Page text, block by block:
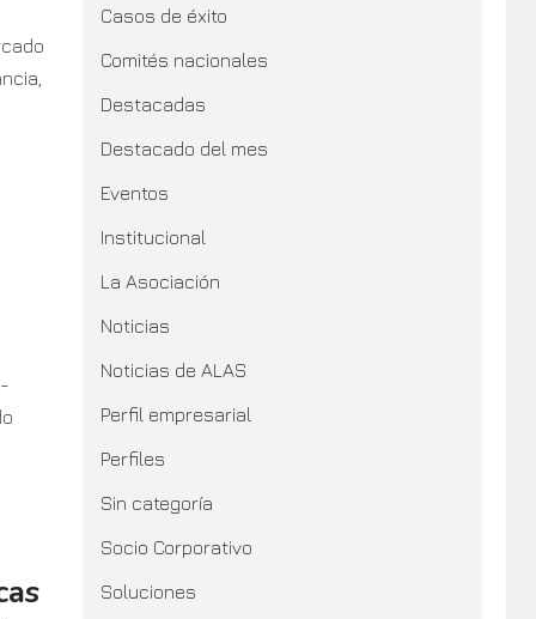
Casos de éxito
Comités nacionales
Destacadas
Destacado del mes
Eventos
Institucional
La Asociación
Noticias
Noticias de ALAS
Perfil empresarial
Perfiles
Sin categoría
Socio Corporativo
Soluciones